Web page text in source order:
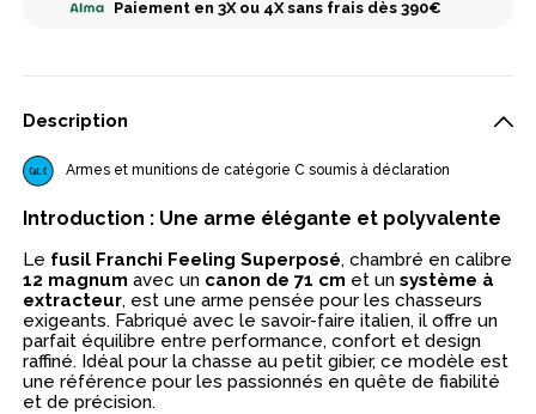
Paiement en 3X ou 4X sans frais dès 390€
Description
Armes et munitions de catégorie C soumis à déclaration
Introduction : Une arme élégante et polyvalente
Le fusil Franchi Feeling Superposé, chambré en calibre
12 magnum avec un canon de 71 cm et unsystème à
extracteur, est une arme pensée pour les chasseurs
exigeants. Fabriqué avec le savoir-faire italien, il offre un
parfait équilibre entre performance, confort et design
raffiné. Idéal pour la chasse au petit gibier, ce modèle est
une référence pour les passionnés en quête de fiabilité
et de précision.